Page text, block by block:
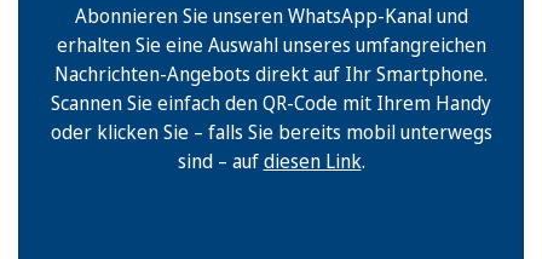
Abonnieren Sie unseren WhatsApp-Kanal und
erhalten Sie eine Auswahl unseres umfangreichen
Nachrichten-Angebots direkt auf Ihr Smartphone.
Scannen Sie einfach den QR-Code mit Ihrem Handy
oder klicken Sie – falls Sie bereits mobil unterwegs
sind – aufdiesen Link.